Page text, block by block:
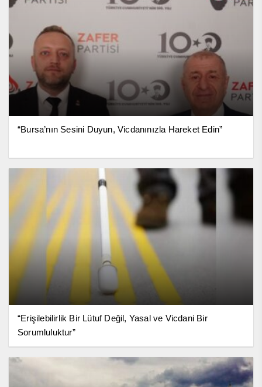
“Bursa’nın Sesini Duyun, Vicdanınızla Hareket Edin”
“Erişilebilirlik Bir Lütuf Değil, Yasal ve Vicdani Bir
Sorumluluktur”